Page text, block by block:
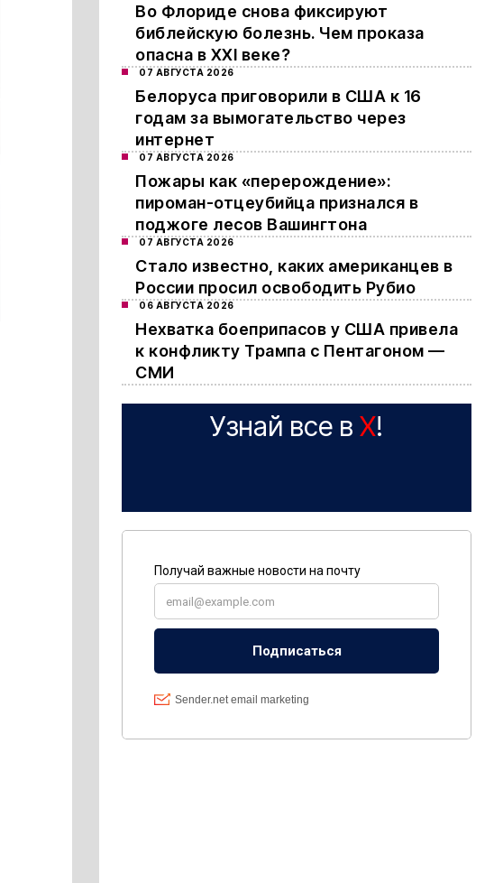
Во Флориде снова фиксируют
библейскую болезнь. Чем проказа
опасна в XXI веке?
07 АВГУСТА 2026
Белоруса приговорили в США к 16
годам за вымогательство через
интернет
07 АВГУСТА 2026
Пожары как «перерождение»:
пироман-отцеубийца признался в
поджоге лесов Вашингтона
07 АВГУСТА 2026
Стало известно, каких американцев в
России просил освободить Рубио
06 АВГУСТА 2026
Нехватка боеприпасов у США привела
к конфликту Трампа с Пентагоном —
СМИ
Узнай все в X!